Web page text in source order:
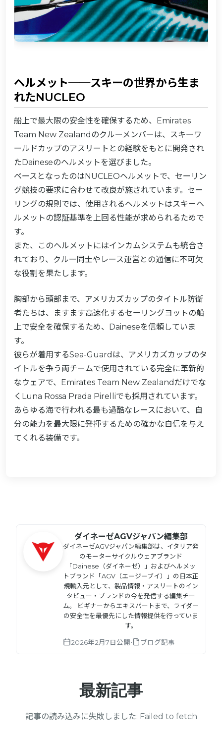
ヘルメット──スキーの世界から生ま
れたNUCLEO
船上で最大限の安全性を確保するため、Emirates
Team New Zealandのクルーメンバーは、スキーワ
ールドカップのアスリートとの経験をもとに開発され
たDaineseのヘルメットを選びました。
ベースとなったのはNUCLEOヘルメットで、セーリン
グ競技の要求に合わせて改良が施されています。セー
リングの規則では、使用されるヘルメットはスキーヘ
ルメットの認証基準を上回る性能が求められるためで
す。
また、このヘルメットにはインカムシステムも統合さ
れており、クルー同士やレース運営との通信に不可欠
な役割を果たします。
胸部から頭部まで、アメリカズカップのタイトル防衛
者たちは、ますます高速化するセーリングヨットの船
上で安全を確保するため、Daineseを信頼していま
す。
彼らが着用するSea-Guardは、アメリカズカップのタ
イトルを争う両チームで使用されている完全に革新的
なウェアで、Emirates Team New Zealandだけでな
くLuna Rossa Prada Pirelliでも採用されています。
あらゆる海で行われる最も過酷なレースにおいて、自
分の能力を最大限に発揮するための確かな自信を与え
てくれる装備です。
ダイネーゼAGVジャパン編集部
ダイネーゼAGVジャパン編集部は、イタリア発
のモーターサイクルウェアブランド
「Dainese（ダイネーゼ）」およびヘルメッ
トブランド「AGV（エージーブイ）」の日本正
規輸入元として、製品情報・アスリートのイン
タビュー・ブランドの今を発信する編集チー
ム。 ビギナーからエキスパートまで、ライダー
の安全性を最優先にした情報提供を行っていま
す。
2026年2月7日公開• ブログ記事
最新記事
記事の読み込みに失敗しました: Failed to fetch